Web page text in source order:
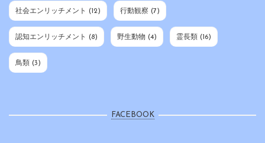
社会エンリッチメント (12) 行動観察 (7)
認知エンリッチメント (8) 野生動物 (4) 霊長類 (16)
鳥類 (3)
FACEBOOK